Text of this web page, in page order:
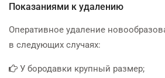
Показаниями к удалению
Оперативное удаление
в следующих случаях:
У бородавки крупный размер;